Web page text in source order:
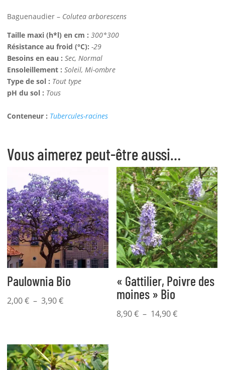
Baguenaudier – Colutea arborescens
Taille maxi (h*l) en cm :300*300
Résistance au froid (°C):-29
Besoins en eau :Sec, Normal
Ensoleillement :Soleil, Mi-ombre
Type de sol : Tout type
pH du sol : Tous
Conteneur : Tubercules-racines
Vous aimerez peut-être aussi…
Paulownia Bio
2,00€ – 3,90€Plage
à
3,90 €
« Gattilier, Poivre des
moines » Bio
8,90€ – 14,90€Plage